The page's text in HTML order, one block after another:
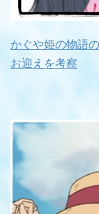
かぐや姫の物語
お迎えを考察